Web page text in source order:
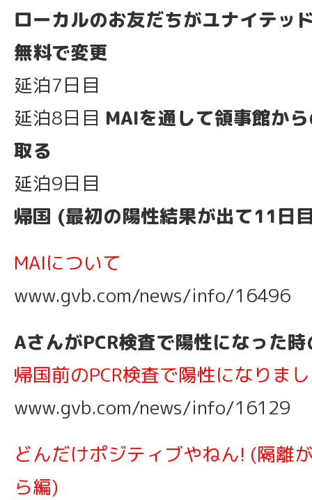
ローカルのお友だちがユナイテッ
無料で変更
延泊7日目
延泊8日目 MAIを通して領事館か
取る
延泊9日目
帰国 (最初の陽性結果が出て11日
MAIについて
www.gvb.com/news/info/16496
AさんがPCR検査で陽性になった
帰国前のPCR検査で陽性になりま
www.gvb.com/news/info/16129
どんだけポジティブやねん! (隔離
ら編)